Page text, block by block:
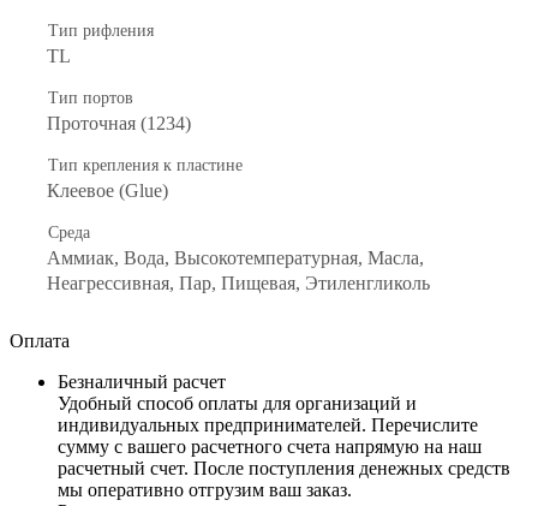
Тип рифления
ТL
Тип портов
Проточная (1234)
Тип крепления к пластине
Клеевое (Glue)
Среда
Аммиак, Вода, Высокотемпературная, Масла,
Неагрессивная, Пар, Пищевая, Этиленгликоль
Оплата
Безналичный расчет
Удобный способ оплаты для организаций и
индивидуальных предпринимателей. Перечислите
сумму с вашего расчетного счета напрямую на наш
расчетный счет. После поступления денежных средств
мы оперативно отгрузим ваш заказ.